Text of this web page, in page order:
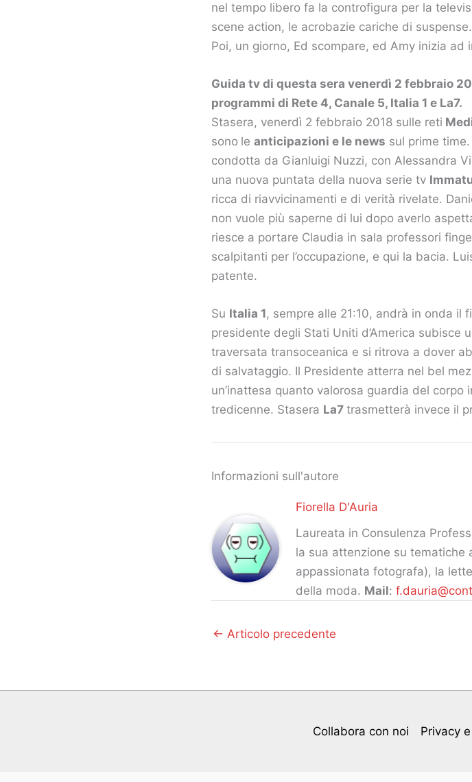
nel tempo libero fa la controfigura per la
scene action, le acrobazie cariche di
Poi, un giorno, Ed scompare, ed Amy inizia ad
Guida tv di questa sera venerdì 2 febbraio
programmi di Rete 4, Canale 5, Italia 1 e La7.
Stasera, venerdì 2 febbraio 2018 sulle reti
sono le anticipazioni e le news sul prime time.
condotta da Gianluigi Nuzzi, con Alessandra
una nuova puntata della nuova serie tv
ricca di riavvicinamenti e di verità rivelate.
non vuole più saperne di lui dopo averlo
riesce a portare Claudia in sala professori
scalpitanti per l’occupazione, e qui la bacia.
patente.
Su Italia 1, sempre alle 21:10, andrà in onda il
presidente degli Stati Uniti d’America subisce
traversata transoceanica e si ritrova a dover
di salvataggio. Il Presidente atterra nel bel
un’inattesa quanto valorosa guardia del corpo
tredicenne. Stasera La7 trasmetterà invece il
Informazioni sull'autore
Fiorella D'Auria
Laureata in Consulenza
la sua attenzione su tematiche
appassionata fotografa), la
della moda. Mail:
← Articolo precedente
Collabora con noi Privacy